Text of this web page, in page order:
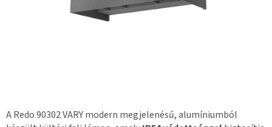
A Redo 90302 VARY modern megjelenésű, alumíniumból